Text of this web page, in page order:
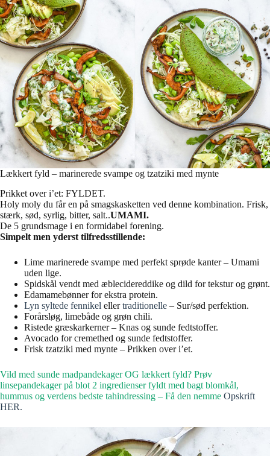
Lækkert fyld – marinerede svampe og tzatziki med mynte
Prikket over i’et: FYLDET.
Holy moly du får en på smagskasketten ved denne kombination. Frisk,
stærk, sød, syrlig, bitter, salt..UMAMI.
De 5 grundsmage i en formidabel forening.
Simpelt men yderst tilfredsstillende:
Lime marinerede svampe med perfekt sprøde kanter – Umami
uden lige.
Spidskål vendt med æblecidereddike og dild for tekstur og grønt.
Edamamebønner for ekstra protein.
Lyn syltede fennikel ellertraditionelle – Sur/sød perfektion.
Forårsløg, limebåde og grøn chili.
Ristede græskarkerner – Knas og sunde fedtstoffer.
Avocado for cremethed og sunde fedtstoffer.
Frisk tzatziki med mynte – Prikken over i’et.
Vild med sunde madpandekager OG lækkert fyld? Prøv
linsepandekager på blot 2 ingredienser fyldt med bagt blomkål,
hummus og verdens bedste tahindressing – Få den nemme Opskrift
HER.